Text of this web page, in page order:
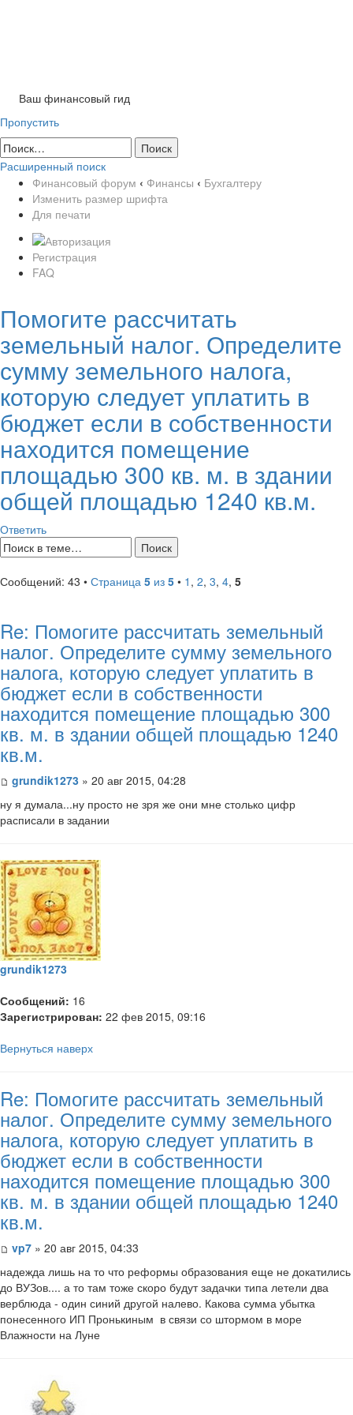
Ваш финансовый гид
Пропустить
Расширенный поиск
Финансовый форум ‹ Финансы ‹ Бухгалтеру
Изменить размер шрифта
Для печати
Регистрация
FAQ
Помогите рассчитать
земельный налог. Определите
сумму земельного налога,
которую следует уплатить в
бюджет если в собственности
находится помещение
площадью 300 кв. м. в здании
общей площадью 1240 кв.м.
Ответить
Сообщений: 43 • Страница 5 из 5 • 1 , 2, 3, 4, 5
Re: Помогите рассчитать земельный
налог. Определите сумму земельного
налога, которую следует уплатить в
бюджет если в собственности
находится помещение площадью 300
кв. м. в здании общей площадью 1240
кв.м.
grundik1273 » 20 авг 2015, 04:28
ну я думала...ну просто не зря же они мне столько цифр
расписали в задании
grundik1273
Сообщений: 16
Зарегистрирован: 22 фев 2015, 09:16
Вернуться наверх
Re: Помогите рассчитать земельный
налог. Определите сумму земельного
налога, которую следует уплатить в
бюджет если в собственности
находится помещение площадью 300
кв. м. в здании общей площадью 1240
кв.м.
vp7 » 20 авг 2015, 04:33
​надежда лишь на то что реформы образования еще не докатились
до ВУЗов.... а то там тоже скоро будут задачки типа летели два
верблюда - один синий другой налево. Какова сумма убытка
понесенного ИП Пронькиным в связи со штормом в море
Влажности на Луне